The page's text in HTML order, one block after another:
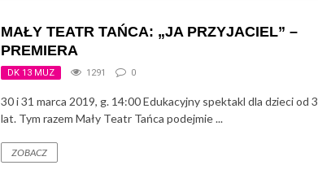
MAŁY TEATR TAŃCA: „JA PRZYJACIEL” –
PREMIERA
DK 13 MUZ 1291 0
30 i 31 marca 2019, g. 14:00 Edukacyjny spektakl dla dzieci od 3
lat. Tym razem Mały Teatr Tańca podejmie ...
ZOBACZ